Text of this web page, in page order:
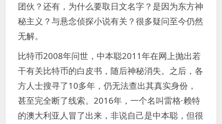
团伙？还有，为什么要取日文名字？是因为东方神
秘主义？与悬念侦探小说有关？很多疑问至今仍然
无解。
比特币2008年问世，中本聪2011年在网上抛出若
干有关比特币的白皮书，随后神秘消失。之后，各
方人士搜寻了10多年，仍无法查出其真实身份，
甚至完全断了线索。2016年，一个名叫雷格·赖特
的澳大利亚人冒了出来，非说自己是中本聪，但很